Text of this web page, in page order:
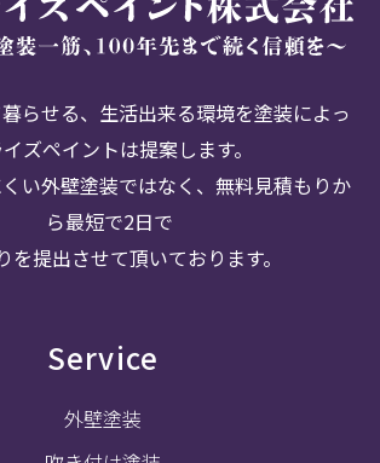
らせる、生活出来る環境を塗装によっ
ズペイントは提案します。
い外壁塗装ではなく、無料見積もりか
ら最短で2日で
を提出させて頂いております。
Service
外壁塗装